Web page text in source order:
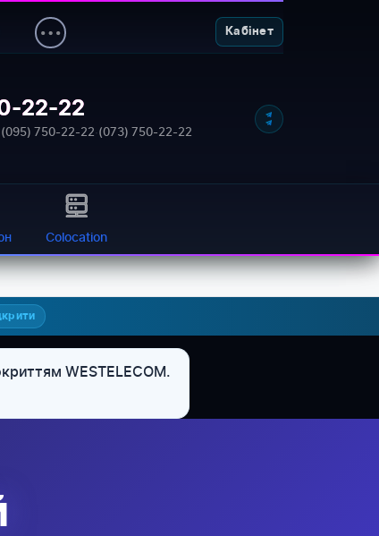
Кабінет
22-22
(095) 750-22-22·(073) 750-22-22
Colocation
WESTELECOM.